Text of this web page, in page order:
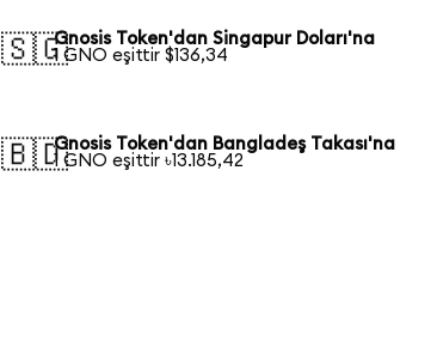
🇸🇬Gnosis Token'dan Singapur Doları'na
1 GNO eşittir $136,34
🇧🇩Gnosis Token'dan Bangladeş Takası'na
1 GNO eşittir ৳13.185,42